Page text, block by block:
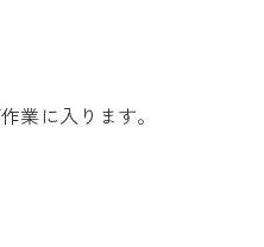
業に入ります。